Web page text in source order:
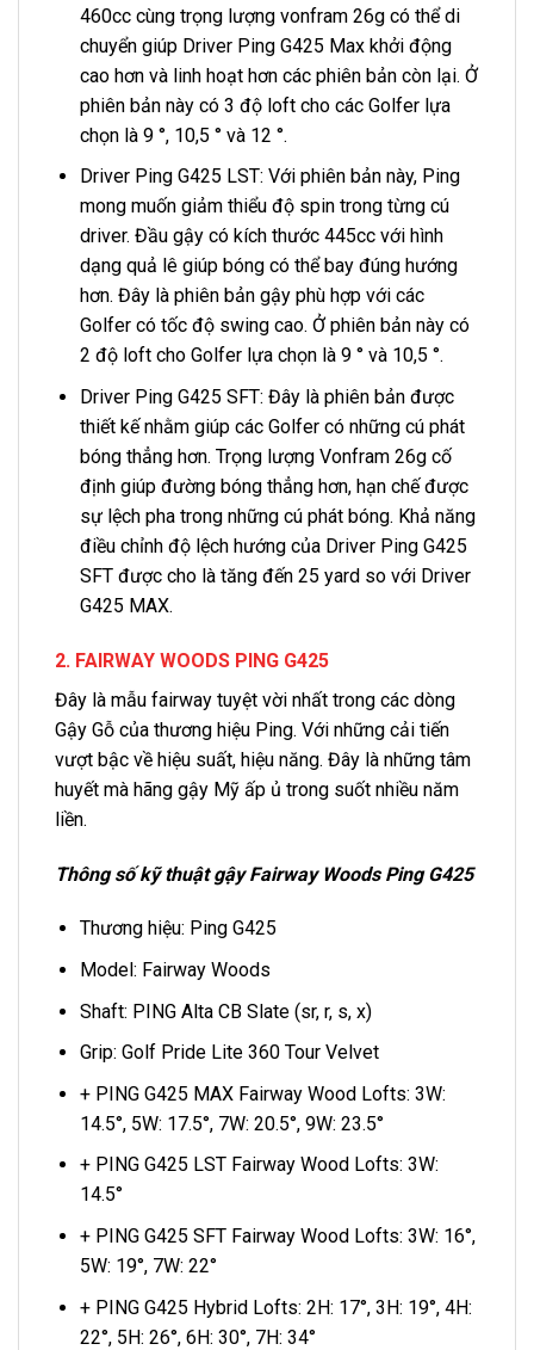
460cc cùng trọng lượng vonfram 26g có thể di
chuyển giúp Driver Ping G425 Max khởi động
cao hơn và linh hoạt hơn các phiên bản còn lại. Ở
phiên bản này có 3 độ loft cho các Golfer lựa
chọn là 9 °, 10,5 ° và 12 °.
Driver Ping G425 LST: Với phiên bản này, Ping
mong muốn giảm thiểu độ spin trong từng cú
driver. Đầu gậy có kích thước 445cc với hình
dạng quả lê giúp bóng có thể bay đúng hướng
hơn. Đây là phiên bản gậy phù hợp với các
Golfer có tốc độ swing cao. Ở phiên bản này có
2 độ loft cho Golfer lựa chọn là 9 ° và 10,5 °.
Driver Ping G425 SFT: Đây là phiên bản được
thiết kế nhằm giúp các Golfer có những cú phát
bóng thẳng hơn. Trọng lượng Vonfram 26g cố
định giúp đường bóng thẳng hơn, hạn chế được
sự lệch pha trong những cú phát bóng. Khả năng
điều chỉnh độ lệch hướng của Driver Ping G425
SFT được cho là tăng đến 25 yard so với Driver
G425 MAX.
2. FAIRWAY WOODS PING G425
Đây là mẫu fairway tuyệt vời nhất trong các dòng
Gậy Gỗ của thương hiệu Ping. Với những cải tiến
vượt bậc về hiệu suất, hiệu năng. Đây là những tâm
huyết mà hãng gậy Mỹ ấp ủ trong suốt nhiều năm
liền.
Thông số kỹ thuật gậy Fairway Woods Ping G425
Thương hiệu: Ping G425
Model: Fairway Woods
Shaft: PING Alta CB Slate (sr, r, s, x)
Grip: Golf Pride Lite 360 Tour Velvet
+ PING G425 MAX Fairway Wood Lofts: 3W:
14.5°, 5W: 17.5°, 7W: 20.5°, 9W: 23.5°
+ PING G425 LST Fairway Wood Lofts: 3W:
14.5°
+ PING G425 SFT Fairway Wood Lofts: 3W: 16°,
5W: 19°, 7W: 22°
+ PING G425 Hybrid Lofts: 2H: 17°, 3H: 19°, 4H:
22°, 5H: 26°, 6H: 30°, 7H: 34°